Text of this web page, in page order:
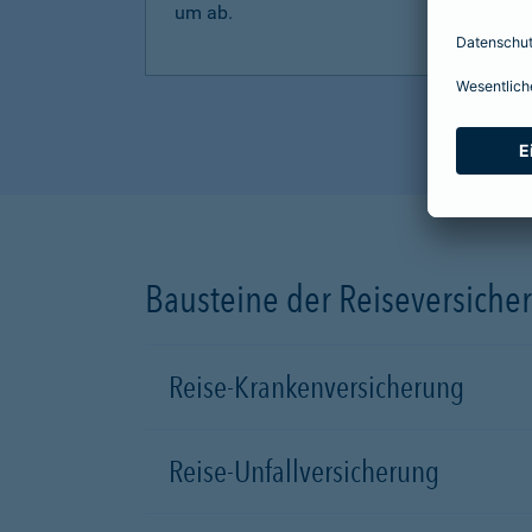
um ab.
Bausteine der
Reise-Krankenversicherung
Reise-Unfallversicherung